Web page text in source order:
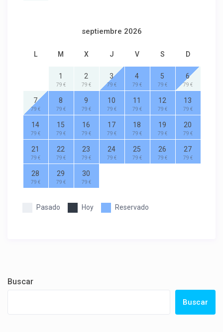
septiembre 2026
L M X J V S D
1
79 €
2
79 €
3
79 €
4
79 €
5
79 €
6
79 €
7
79 €
8
79 €
9
79 €
10
79 €
11
79 €
12
79 €
13
79 €
14
79 €
15
79 €
16
79 €
17
79 €
18
79 €
19
79 €
20
79 €
21
79 €
22
79 €
23
79 €
24
79 €
25
79 €
26
79 €
27
79 €
28
79 €
29
79 €
30
79 €
Pasado Hoy Reservado
Buscar
Buscar